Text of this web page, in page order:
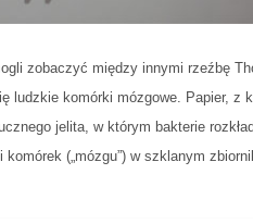
zobaczyć między innymi rzeźbę
ludzkie komórki mózgowe. Papier, z
jelita, w którym bakterie
(„mózgu”) w szklanym